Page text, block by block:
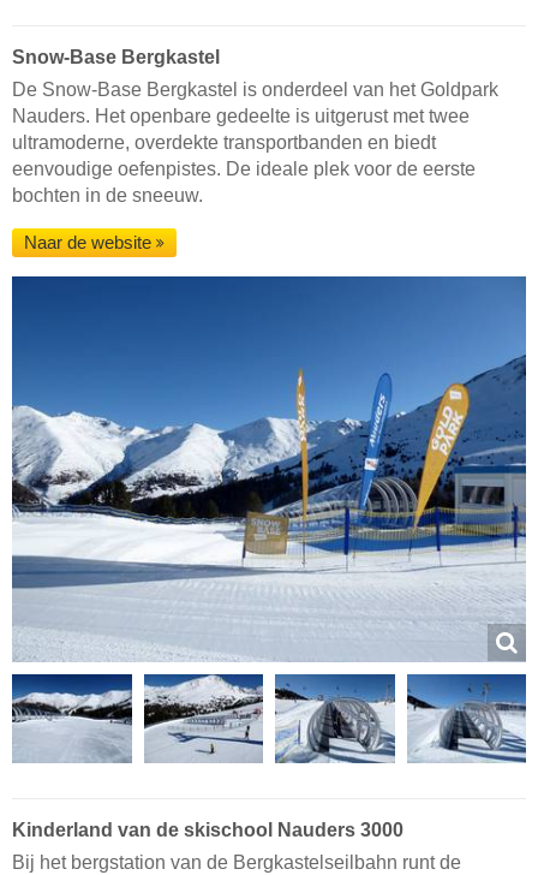
Snow-Base Bergkastel
De Snow-Base Bergkastel is onderdeel van het Goldpark
Nauders. Het openbare gedeelte is uitgerust met twee
ultramoderne, overdekte transportbanden en biedt
eenvoudige oefenpistes. De ideale plek voor de eerste
bochten in de sneeuw.
Naar de website
Kinderland van de skischool Nauders 3000
Bij het bergstation van de Bergkastelseilbahn runt de